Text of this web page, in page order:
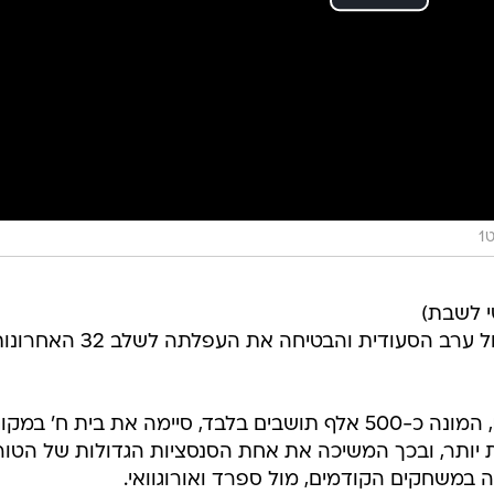
לשבת)
במונדיאל, כשכף ורדה רשמה 0:0 מול ערב הסעודית והבטיחה את
הנבחרת הקטנה מהאיים האטלנטיים, המונה כ-500 אלף תושבים בלבד, סיימה את בית ח'
יותר, ובכך המשיכה את אחת הסנסציות הגדולות של
הקודמים, מול ספרד ואורוגוואי.